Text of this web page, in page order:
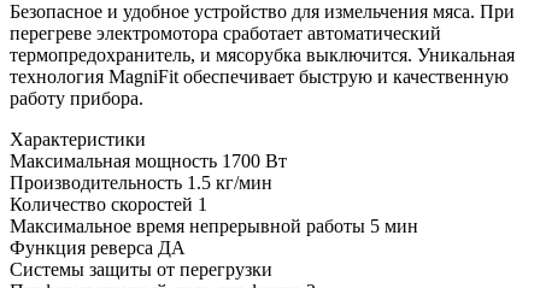
Безопасное и удобное устройство для измельчения мяса. При
перегреве электромотора сработает автоматический
термопредохранитель, и мясорубка выключится. Уникальная
технология MagniFit обеспечивает быструю и качественную
работу прибора.
Характеристики
Максимальная мощность 1700 Вт
Производительность 1.5 кг/мин
Количество скоростей 1
Максимальное время непрерывной работы 5 мин
Функция реверса ДА
Системы защиты от перегрузки